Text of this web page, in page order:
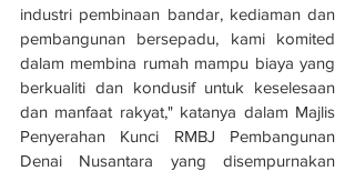
industri pembinaan bandar, kediaman dan
pembangunan bersepadu, kami komited
dalam membina rumah mampu biaya yang
berkualiti dan kondusif untuk keselesaan
dan manfaat rakyat," katanya dalam Majlis
Penyerahan Kunci RMBJ Pembangunan
Denai Nusantara yang disempurnakan